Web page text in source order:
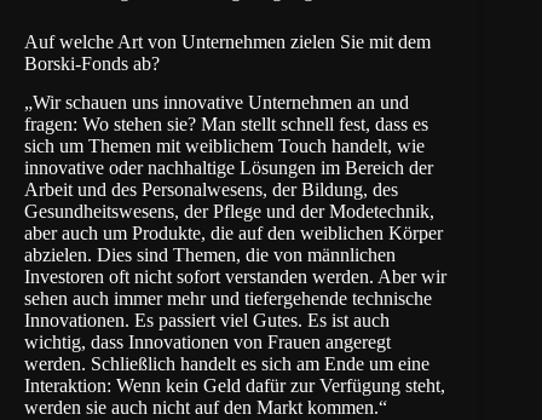
Auf welche Art von Unternehmen zielen Sie mit dem
Borski-Fonds ab?
„Wir schauen uns innovative Unternehmen an und
fragen: Wo stehen sie? Man stellt schnell fest, dass es
sich um Themen mit weiblichem Touch handelt, wie
innovative oder nachhaltige Lösungen im Bereich der
Arbeit und des Personalwesens, der Bildung, des
Gesundheitswesens, der Pflege und der Modetechnik,
aber auch um Produkte, die auf den weiblichen Körper
abzielen. Dies sind Themen, die von männlichen
Investoren oft nicht sofort verstanden werden. Aber wir
sehen auch immer mehr und tiefergehende technische
Innovationen. Es passiert viel Gutes. Es ist auch
wichtig, dass Innovationen von Frauen angeregt
werden. Schließlich handelt es sich am Ende um eine
Interaktion: Wenn kein Geld dafür zur Verfügung steht,
werden sie auch nicht auf den Markt kommen.“